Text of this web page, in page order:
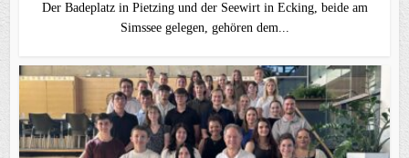
Der Badeplatz in Pietzing und der Seewirt in Ecking, beide am
Simssee gelegen, gehören dem...